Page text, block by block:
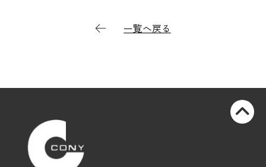
一覧へ戻る